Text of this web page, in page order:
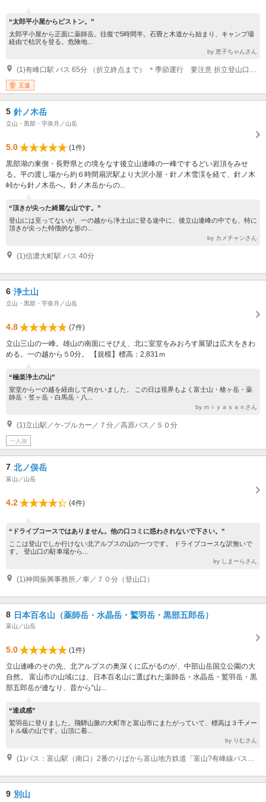
“太郎平小屋からピストン。”
太郎平小屋から正面に薬師岳。往復で5時間半。石畳と木道から始まり、キャンプ場
経由で枯沢を登る。危険地...
by 恵子ちゃんさん
(1)有峰口駅 バス 65分 （折立終点まで） ＊季節運行 要注意 折立登山口から 徒歩 420分
王道
5 針ノ木岳
立山・黒部・宇奈月／山岳
5.0
(1件)
黒部湖の東側・長野県との境をなす後立山連峰の一峰でするどい岩頂をみせ
る。平の渡し場から約６時間扇沢駅より大沢小屋・針ノ木雪渓を経て、針ノ木
峠から針ノ木岳へ。針ノ木岳からの...
“頂きが尖った綺麗な山です。”
登山には至ってないが、一の越から浄土山に登る途中に、後立山連峰の中でも、特に
頂きが尖った特徴的な形の...
by カメチャンさん
(1)信濃大町駅 バス 40分
6 浄土山
立山・黒部・宇奈月／山岳
4.8
(7件)
立山三山の一峰。雄山の南面にそびえ、北に室堂をみおろす展望は広大をきわ
める。一の越から５0分。 【規模】標高：2,831ｍ
“極楽浄土の山”
室堂から一の越を経由して向かいました。 この日は視界もよく富士山・槍ヶ岳・薬
師岳・笠ヶ岳・白馬岳・八...
by ｍｉｙａｓａｎさん
(1)立山駅／ケ-ブルカー／７分／高原バス／５０分
一人旅
7 北ノ俣岳
富山／山岳
4.2 (4件)
“ドライブコースではありません。他の口コミに惑わされないで下さい。”
ここは登山でしか行けない北アルプスの山の一つです。 ドライブコースな訳無いで
す。 登山口の駐車場から...
by しまーらさん
(1)神岡振興事務所／車／７０分（登山口）
8 日本百名山（薬師岳・水晶岳・鷲羽岳・黒部五郎岳）
富山／山岳
5.0
(1件)
立山連峰のその先、北アルプスの奥深くに広がるのが、中部山岳国立公園の大
自然。 富山市の山域には、日本百名山に選ばれた薬師岳・水晶岳・鷲羽岳・黒
部五郎岳が連なり、昔から“山...
“達成感”
鷲羽岳に登りました。飛騨山脈の大町市と富山市にまたがっていて、標高は３千メー
トル級の山です。山頂に着...
by りむさん
(1)バス：富山駅（南口）2番のりばから富山地方鉄道「富山?有峰線バス」に乗車（約1時間40分） →「折立」で下車。 ※運賃（2025年度）：片道 5,000円（小児半額）※電鉄富山?有峰口、及び有峰口?立山の電車運賃は別途必要（電鉄富山→有峰口：1,200円、有峰口→立山：480円、特急料金：各200円） 車：北陸自動車道「立山IC」から「折立」まで約80分。※自家用車は「有峰林道」を通行（例年開通期間：6/1?11月中旬、6:00?20:00） ※ 富山地方鉄道「富山?有峰線バス」について（※毎年５月中旬頃公開） https://www.chitetsu.co.jp/?page_id=741
9 別山